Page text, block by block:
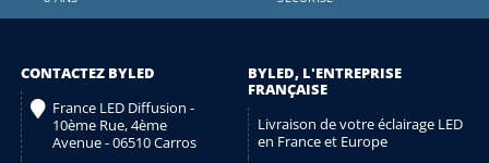
CONTACTEZ BYLED
France LED Diffusion -
10ème Rue, 4ème
Avenue - 06510 Carros
BYLED, L'ENTREPRISE
FRANÇAISE
Livraison de votre éclairage LED
en France et Europe